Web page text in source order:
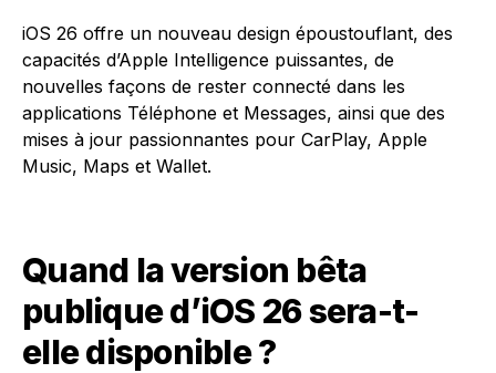
iOS 26 offre un nouveau design époustouflant, des
capacités d’Apple Intelligence puissantes, de
nouvelles façons de rester connecté dans les
applications Téléphone et Messages, ainsi que des
mises à jour passionnantes pour CarPlay, Apple
Music, Maps et Wallet.
Quand la version bêta
publique d’iOS 26 sera-t-
elle disponible ?